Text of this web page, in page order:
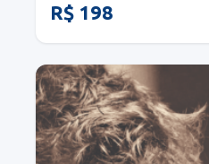
R$ 198